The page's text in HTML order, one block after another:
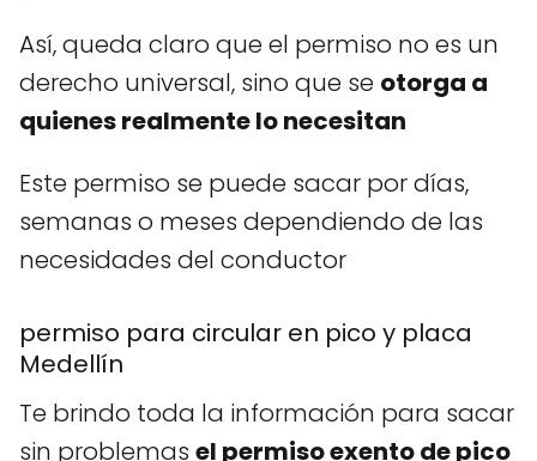
Así, queda claro que el permiso no es un
derecho universal, sino que se otorga a
quienes realmente lo necesitan
Este permiso se puede sacar por días,
semanas o meses dependiendo de las
necesidades del conductor
permiso para circular en pico y placa
Medellín
Te brindo toda la información para sacar
sin problemas el permiso exento de pico